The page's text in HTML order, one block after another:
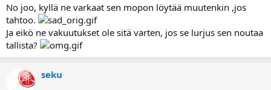
No joo, kyllä ne varkaat sen mopon löytää muutenkin ,jos
tahtoo.
Ja eikö ne vakuutukset ole sitä varten, jos se lurjus sen noutaa
tallista?
seku